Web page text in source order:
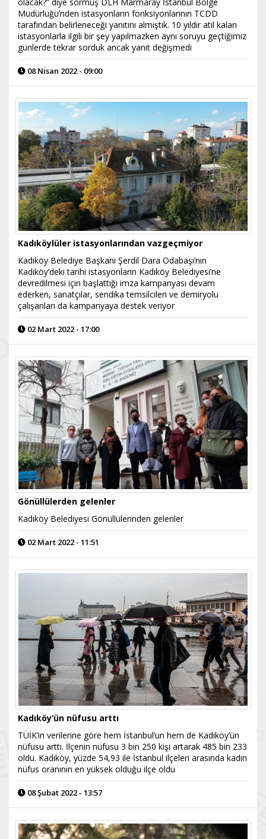
Müdürlüğü’nden istasyonların fonksiyonlarının TCDD
tarafından belirleneceği yanıtını almıştık. 10 yıldır atıl kalan
istasyonlarla ilgili bir şey yapılmazken aynı soruyu geçtiğimiz
günlerde tekrar sorduk ancak yanıt değişmedi
08 Nisan 2022 - 09:00
Kadıköylüler istasyonlarından vazgeçmiyor
Kadıköy Belediye Başkanı Şerdil Dara Odabaşı’nın
Kadıköy’deki tarihi istasyonların Kadıköy Belediyesi’ne
devredilmesi için başlattığı imza kampanyası devam
ederken, sanatçılar, sendika temsilcileri ve demiryolu
çalışanları da kampanyaya destek veriyor
02 Mart 2022 - 17:00
Gönüllülerden gelenler
Kadıköy Belediyesi Gönüllülerinden gelenler
02 Mart 2022 - 11:51
Kadıköy’ün nüfusu arttı
TÜİK’in verilerine göre hem İstanbul’un hem de Kadıköy’ün
nüfusu arttı. İlçenin nüfusu 3 bin 250 kişi artarak 485 bin 233
oldu. Kadıköy, yüzde 54,93 ile İstanbul ilçeleri arasında kadın
nüfus oranının en yüksek olduğu ilçe oldu
08 Şubat 2022 - 13:57